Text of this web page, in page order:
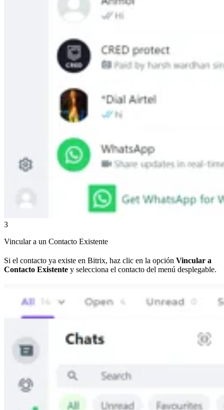
3
Vincular a un Contacto Existente
Si el contacto ya existe en Bitrix, haz clic en la opción Vincular a
Contacto Existente y selecciona el contacto del menú desplegable.